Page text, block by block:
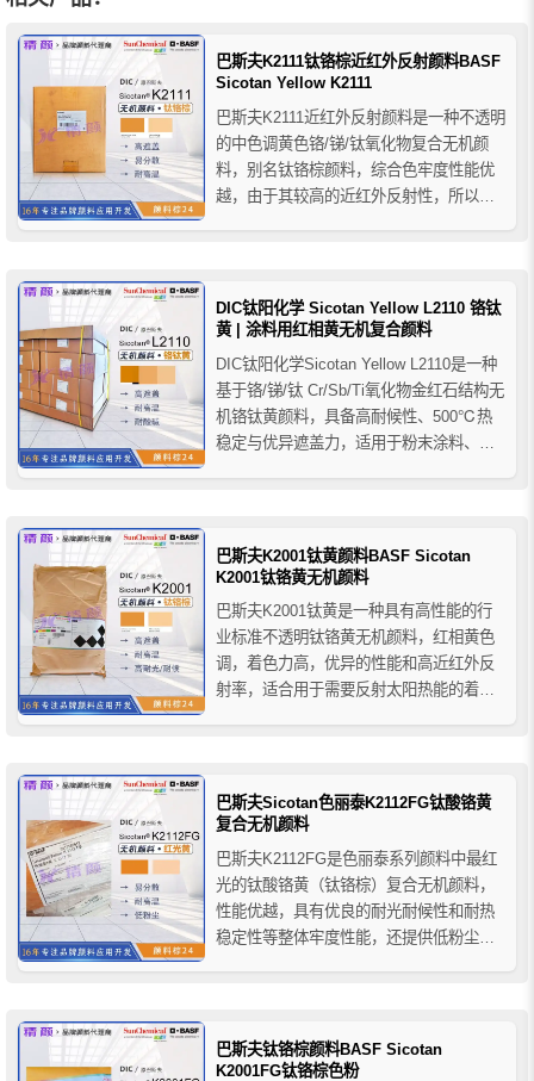
巴斯夫K2111钛铬棕近红外反射颜料BASF
Sicotan Yellow K2111
巴斯夫K2111近红外反射颜料是一种不透明
的中色调黄色铬/锑/钛氧化物复合无机颜
料，别名钛铬棕颜料，综合色牢度性能优
越，由于其较高的近红外反射性，所以适
也适用于所有聚合物和应用，在所有聚合
物中均具有...
DIC钛阳化学 Sicotan Yellow L2110 铬钛
黄 | 涂料用红相黄无机复合颜料
DIC钛阳化学Sicotan Yellow L2110是一种
基于铬/锑/钛 Cr/Sb/Ti氧化物金红石结构无
机铬钛黄颜料，具备高耐候性、500℃热
稳定与优异遮盖力，适用于粉末涂料、建
巴斯夫K2001钛黄颜料BASF Sicotan
K2001钛铬黄无机颜料
巴斯夫K2001钛黄是一种具有高性能的行
业标准不透明钛铬黄无机颜料，红相黄色
调，着色力高，优异的性能和高近红外反
射率，适合用于需要反射太阳热能的着色
于与有机颜料的组合不透明产品配方，可
加强产品的耐候性能。
巴斯夫Sicotan色丽泰K2112FG钛酸铬黄
复合无机颜料
巴斯夫K2112FG是色丽泰系列颜料中最红
光的钛酸铬黄（钛铬棕）复合无机颜料，
性能优越，具有优良的耐光耐候性和耐热
稳定性等整体牢度性能，还提供低粉尘和
特别是易于分散和优异的耐热性，全色使
用时，特别推荐用于薄片制...
巴斯夫钛铬棕颜料BASF Sicotan
K2001FG钛铬棕色粉